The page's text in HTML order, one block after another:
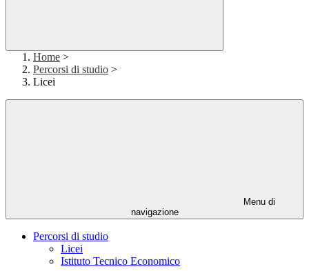
Home >
Percorsi di studio >
Licei
Menu di
navigazione
Percorsi di studio
Licei
Istituto Tecnico Economico